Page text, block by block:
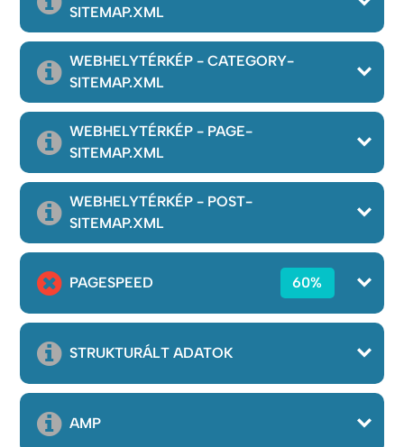
SITEMAP.XML
WEBHELYTÉRKÉP - CATEGORY-
SITEMAP.XML
WEBHELYTÉRKÉP - PAGE-
SITEMAP.XML
WEBHELYTÉRKÉP - POST-
SITEMAP.XML
PAGESPEED 60%
STRUKTURÁLT ADATOK
AMP